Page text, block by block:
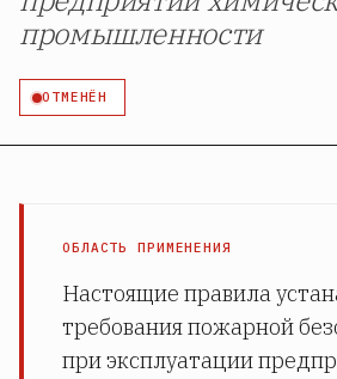
промышленности
ОТМЕНЁН
ОБЛАСТЬ ПРИМЕНЕНИЯ
Настоящие правила
требования пожарной
при эксплуатации